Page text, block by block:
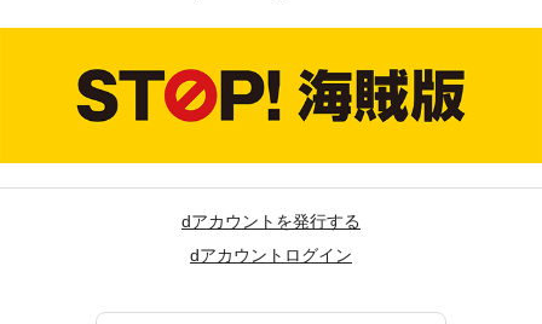
dアカウントを発行する
dアカウントログイン